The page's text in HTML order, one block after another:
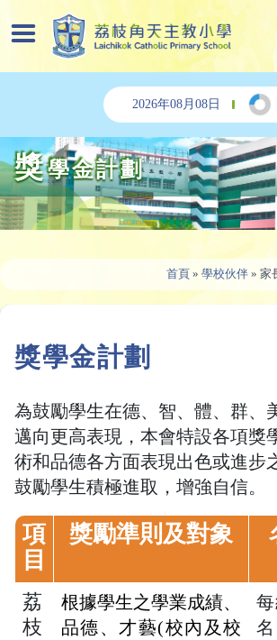
2026年08月08日
獎學金計劃
首頁 » 學校伙伴 » 家
獎學金計劃
為鼓勵學生在德、智、體、群、
邁向更高表現，本會特設各項獎
術和品德各方面表現出色或進步
鼓勵學生積極進取，增強自信。
項
目
獎勵準則及對象
荔
枝
根據學生之學業成績、
品德、才藝(校內及校
名